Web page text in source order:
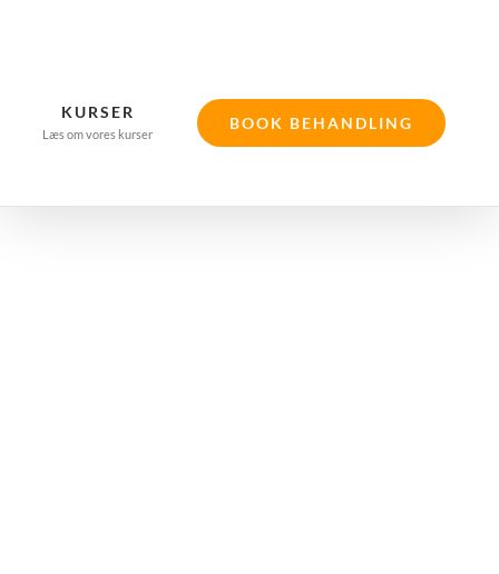
KURSER
Læs om vores kurser
BOOK BEHANDLING